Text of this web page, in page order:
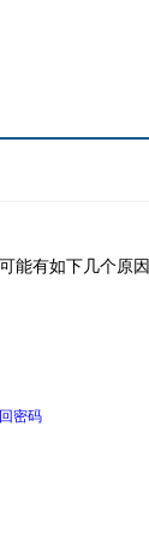
能有如下几个原因
密码